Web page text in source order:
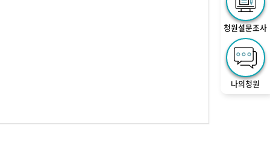
청원설문조사
나의청원